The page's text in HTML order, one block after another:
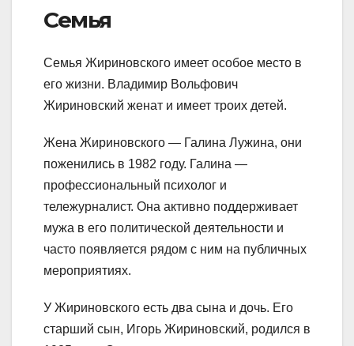
Семья
Семья Жириновского имеет особое место в
его жизни. Владимир Вольфович
Жириновский женат и имеет троих детей.
Жена Жириновского — Галина Лужина, они
поженились в 1982 году. Галина —
профессиональный психолог и
тележурналист. Она активно поддерживает
мужа в его политической деятельности и
часто появляется рядом с ним на публичных
мероприятиях.
У Жириновского есть два сына и дочь. Его
старший сын, Игорь Жириновский, родился в